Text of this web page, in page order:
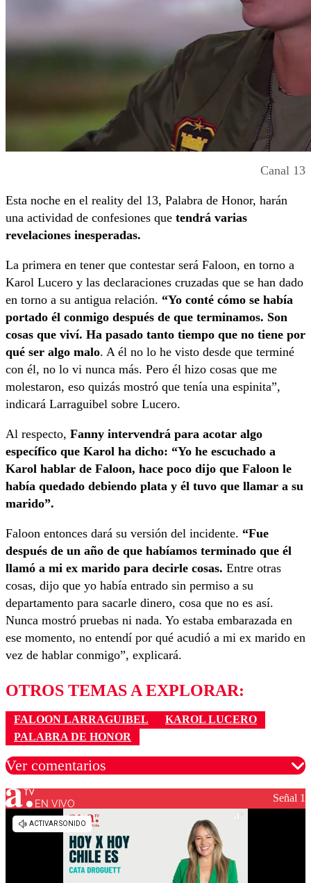
Canal 13
Esta noche en el reality del 13, Palabra de Honor, harán
una actividad de confesiones que tendrá varias
revelaciones inesperadas.
La primera en tener que contestar será Faloon, en torno a
Karol Lucero y las declaraciones cruzadas que se han dado
en torno a su antigua relación. “Yo conté cómo se había
portado él conmigo después de que terminamos. Son
cosas que viví. Ha pasado tanto tiempo que no tiene por
qué ser algo malo. A él no lo he visto desde que terminé
con él, no lo vi nunca más. Pero él hizo cosas que me
molestaron, eso quizás mostró que tenía una espinita”,
indicará Larraguibel sobre Lucero.
Al respecto, Fanny intervendrá para acotar algo
específico que Karol ha dicho: “Yo he escuchado a
Karol hablar de Faloon, hace poco dijo que Faloon le
había quedado debiendo plata y él tuvo que llamar a su
marido”.
Faloon entonces dará su versión del incidente. “Fue
después de un año de que habíamos terminado que él
llamó a mi ex marido para decirle cosas. Entre otras
cosas, dijo que yo había entrado sin permiso a su
departamento para sacarle dinero, cosa que no es así.
Nunca mostró pruebas ni nada. Yo estaba embarazada en
ese momento, no entendí por qué acudió a mi ex marido en
vez de hablar conmigo”, explicará.
OTROS TEMAS A EXPLORAR:
FALOON LARRAGUIBEL
KAROL LUCERO
PALABRA DE HONOR
Ver comentarios
Los comentarios son moderados para garantizar un
diálogo respetuoso.
EN VIVO Señal 1